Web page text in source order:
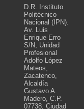
D.R. Instituto
Politécnico
Nacional (IPN).
Av. Luis
Enrique Erro
S/N, Unidad
Profesional
Adolfo López
Mateos,
Zacatenco,
Alcaldía
Gustavo A.
Madero, C.P.
07738, Ciudad